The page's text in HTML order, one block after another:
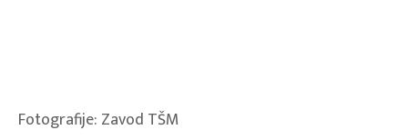
Fotografije: Zavod TŠM